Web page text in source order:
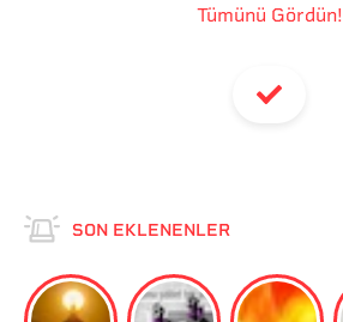
Tümünü Gördün!
SON EKLENENLER